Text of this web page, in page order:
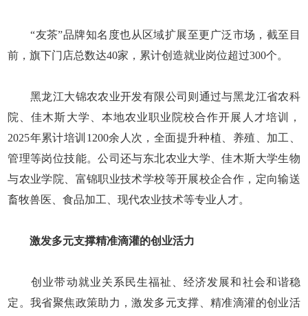
“友茶”品牌知名度也从区域扩展至更广泛市场，截至目
前，旗下门店总数达40家，累计创造就业岗位超过300个。
黑龙江大锦农农业开发有限公司则通过与黑龙江省农科
院、佳木斯大学、本地农业职业院校合作开展人才培训，
2025年累计培训1200余人次，全面提升种植、养殖、加工、
管理等岗位技能。公司还与东北农业大学、佳木斯大学生物
与农业学院、富锦职业技术学校等开展校企合作，定向输送
畜牧兽医、食品加工、现代农业技术等专业人才。
激发多元支撑精准滴灌的创业活力
创业带动就业关系民生福祉、经济发展和社会和谐稳
定。我省聚焦政策助力，激发多元支撑、精准滴灌的创业活